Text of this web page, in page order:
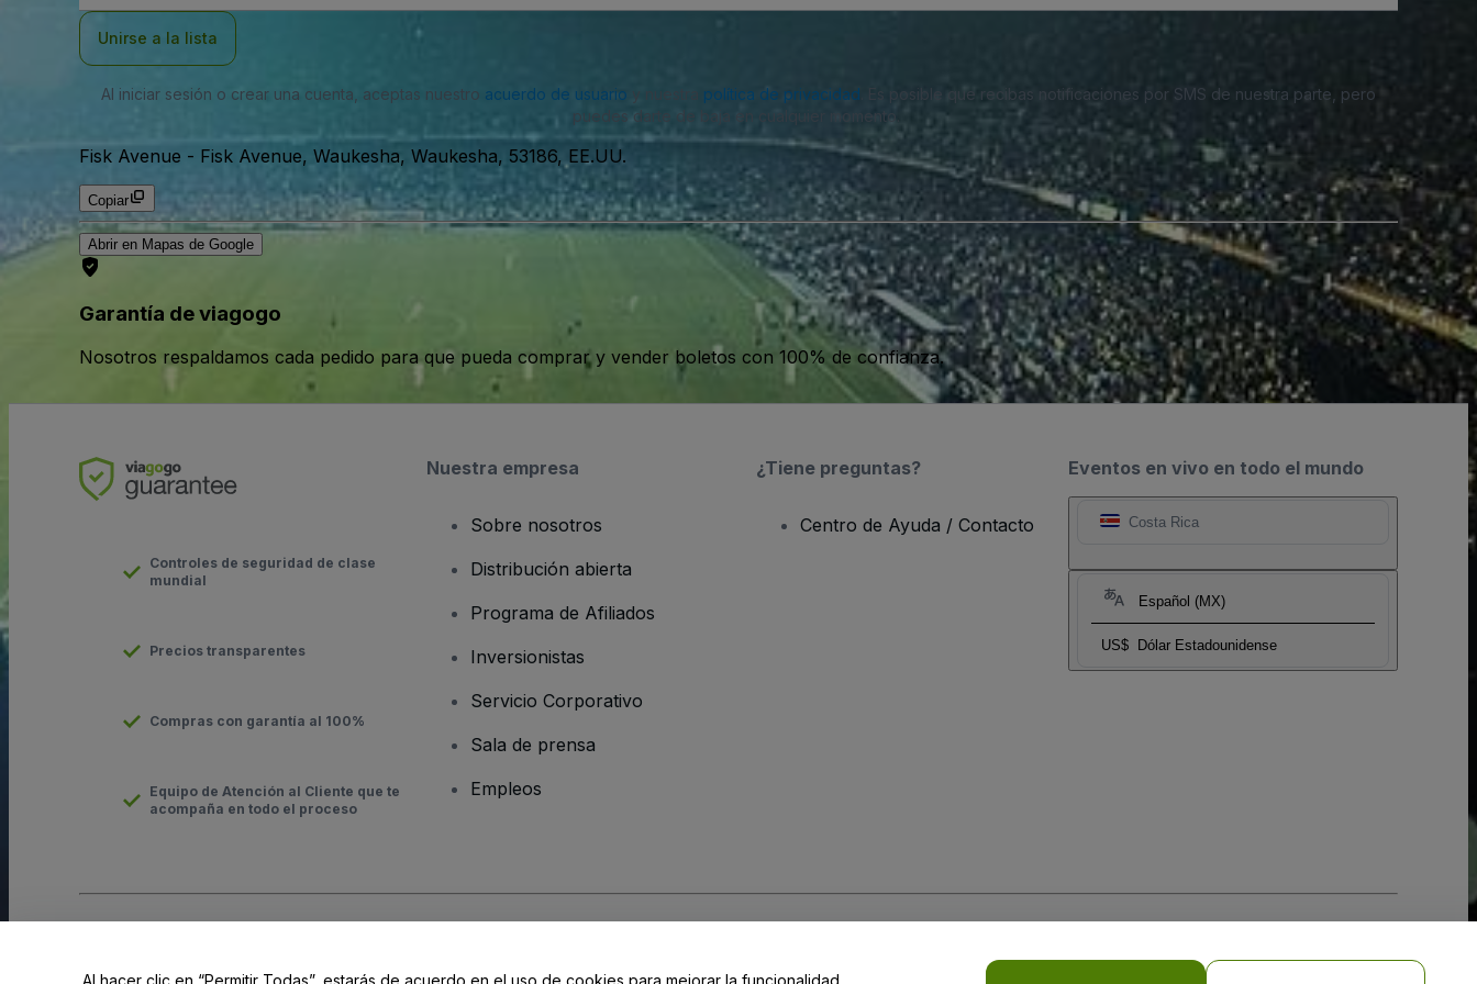
Unirse a la lista
Al iniciar sesión o crear una cuenta, aceptas nuestro acuerdo de usuario política de privacidad . Es posible que recibas notificaciones por SMS de nuestra parte, pero
puedes darte de baja en cualquier momento.
Fisk Avenue - Fisk Avenue, Waukesha, Waukesha, 53186, EE.UU.
Copiar
Abrir en Mapas de Google
Garantía de viagogo
Nosotros respaldamos cada pedido para que pueda comprar y vender boletos con 100% de confianza.
Eventos en vivo en todo el mundo
Costa Rica
Español (MX)
US$ Dólar Estadounidense
Controles de seguridad de clase
mundial
Precios transparentes
Compras con garantía al 100%
Equipo de Atención al Cliente que te
acompaña en todo el proceso
Nuestra empresa
Sobre nosotros
Distribución abierta
Programa de Afiliados
Inversionistas
Servicio Corporativo
Sala de prensa
Empleos
¿Tiene preguntas?
Centro de Ayuda / Contacto
y de laPolítica de Privacidad para Móviles
Al hacer clic en “Permitir Todas”, estarás de acuerdo en el uso de cookies para mejorar la funcionalidad